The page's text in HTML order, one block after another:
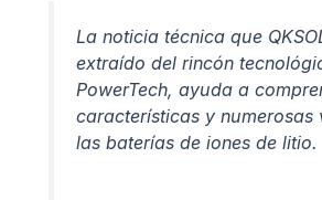
La noticia técnica que
extraído del rincón
PowerTech, ayuda a
características y numerosas
las baterías de iones de litio.